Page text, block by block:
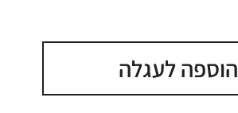
הוספה לעגלה